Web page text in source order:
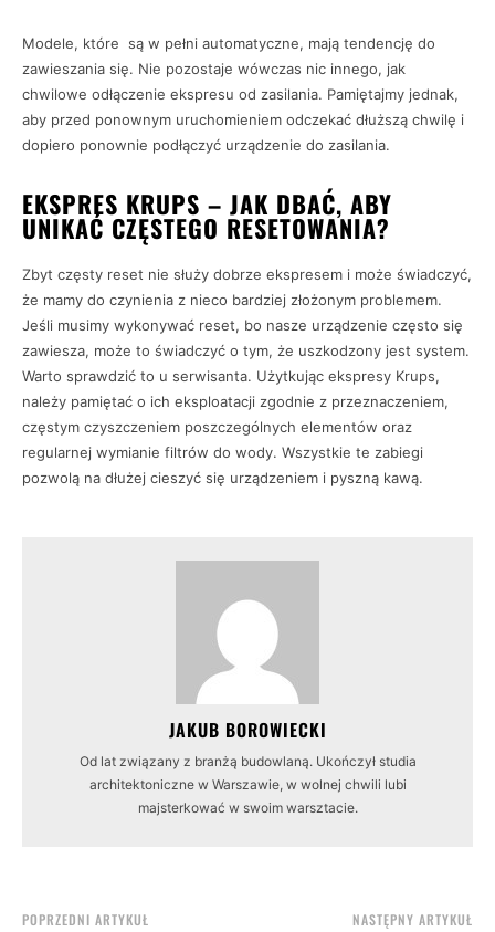
Modele, które są w pełni automatyczne, mają tendencję do
zawieszania się. Nie pozostaje wówczas nic innego, jak
chwilowe odłączenie ekspresu od zasilania. Pamiętajmy jednak,
aby przed ponownym uruchomieniem odczekać dłuższą chwilę i
dopiero ponownie podłączyć urządzenie do zasilania.
EKSPRES KRUPS – JAK DBAĆ, ABY
UNIKAĆ CZĘSTEGO RESETOWANIA?
Zbyt częsty reset nie służy dobrze ekspresem i może świadczyć,
że mamy do czynienia z nieco bardziej złożonym problemem.
Jeśli musimy wykonywać reset, bo nasze urządzenie często się
zawiesza, może to świadczyć o tym, że uszkodzony jest system.
Warto sprawdzić to u serwisanta. Użytkując ekspresy Krups,
należy pamiętać o ich eksploatacji zgodnie z przeznaczeniem,
częstym czyszczeniem poszczególnych elementów oraz
regularnej wymianie filtrów do wody. Wszystkie te zabiegi
pozwolą na dłużej cieszyć się urządzeniem i pyszną kawą.
JAKUB BOROWIECKI
Od lat związany z branżą budowlaną. Ukończył studia
architektoniczne w Warszawie, w wolnej chwili lubi
majsterkować w swoim warsztacie.
POPRZEDNI ARTYKUŁ NASTĘPNY ARTYKUŁ